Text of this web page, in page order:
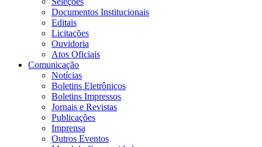
Documentos Institucionais
Editais
Licitações
Ouvidoria
Atos Oficiais
Comunicação
Notícias
Boletins Eletrônicos
Boletins Impressos
Jornais e Revistas
Publicações
Imprensa
Outros Eventos